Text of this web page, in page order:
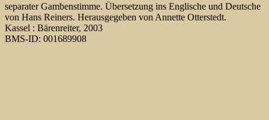
separater Gambenstimme. Übersetzung ins Englische und Deutsche
von Hans Reiners. Herausgegeben von Annette Otterstedt.
Kassel : Bärenreiter, 2003
BMS-ID: 001689908